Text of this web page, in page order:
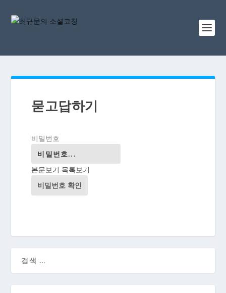
묻고답하기
비밀번호
본문보기 목록보기
비밀번호 확인